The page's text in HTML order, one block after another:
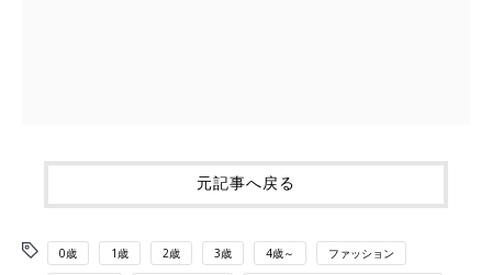
元記事へ戻る
0歳 1歳 2歳 3歳 4歳～ ファッション